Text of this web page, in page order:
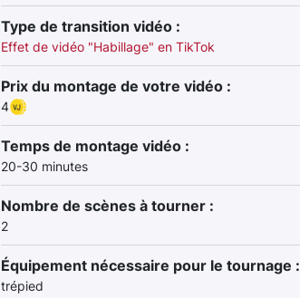
Type de transition vidéo :
Effet de vidéo "Habillage" en TikTok
Prix du montage de votre vidéo :
4
Temps de montage vidéo :
20-30 minutes
Nombre de scènes à tourner :
2
Équipement nécessaire pour le tournage :
trépied